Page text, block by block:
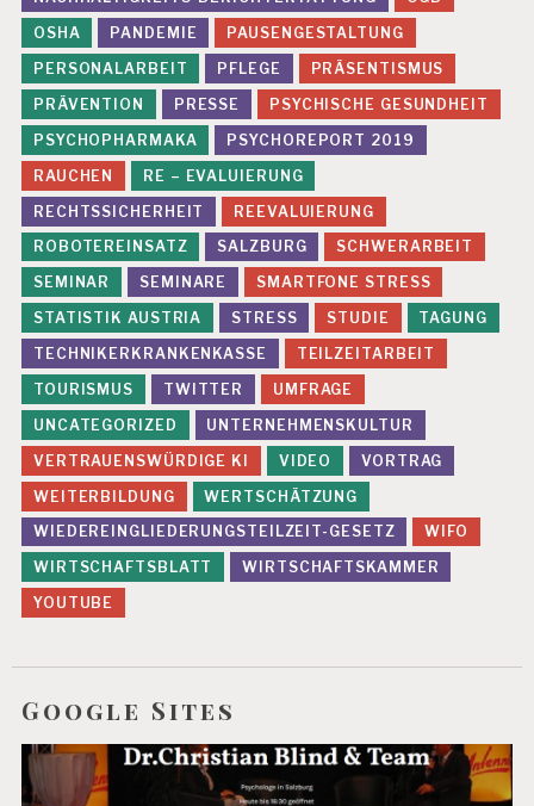
OSHA
PANDEMIE
PAUSENGESTALTUNG
PERSONALARBEIT
PFLEGE
PRÄSENTISMUS
PRÄVENTION
PRESSE
PSYCHISCHE GESUNDHEIT
PSYCHOPHARMAKA
PSYCHOREPORT 2019
RAUCHEN
RE – EVALUIERUNG
RECHTSSICHERHEIT
REEVALUIERUNG
ROBOTEREINSATZ
SALZBURG
SCHWERARBEIT
SEMINAR
SEMINARE
SMARTFONE STRESS
STATISTIK AUSTRIA
STRESS STUDIE
TAGUNG
TECHNIKERKRANKENKASSE
TEILZEITARBEIT
TOURISMUS
TWITTER
UMFRAGE
UNCATEGORIZED
UNTERNEHMENSKULTUR
VERTRAUENSWÜRDIGE KI
VIDEO
VORTRAG
WEITERBILDUNG
WERTSCHÄTZUNG
WIEDEREINGLIEDERUNGSTEILZEIT-GESETZ
WIFO
WIRTSCHAFTSBLATT
WIRTSCHAFTSKAMMER
YOUTUBE
Google Sites